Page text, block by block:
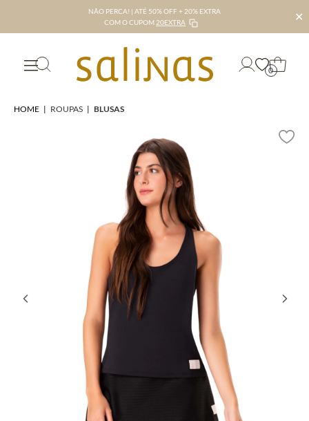
NÃO PERCA! | ATÉ 50% OFF + 20% EXTRA
COM O CUPOM 20EXTRA ✕
0
HOME | ROUPAS | BLUSAS